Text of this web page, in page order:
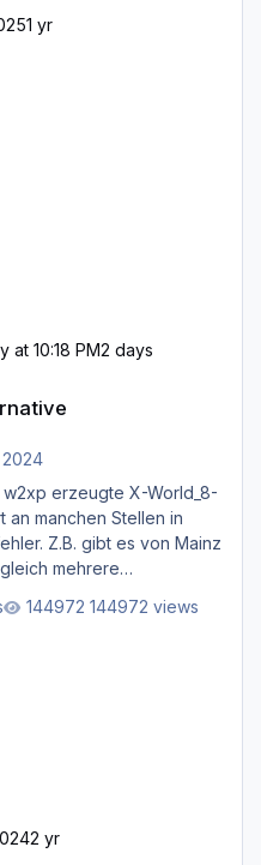
1 yr
at 10:18 PM2 days
erzeugte X-World_8-
manchen Stellen in
Z.B. gibt es von Mainz
mehrere
144972 views
2 yr